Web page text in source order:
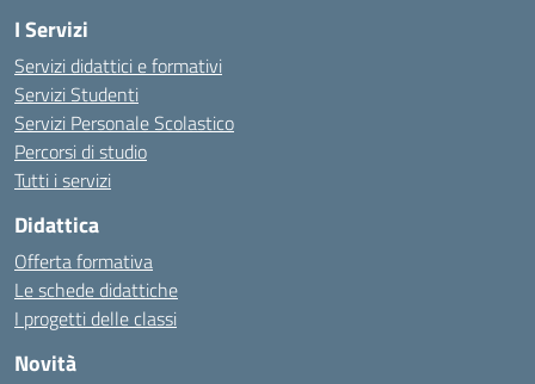
I Servizi
Servizi didattici e formativi
Servizi Studenti
Servizi Personale Scolastico
Percorsi di studio
Tutti i servizi
Didattica
Offerta formativa
Le schede didattiche
I progetti delle classi
Novità